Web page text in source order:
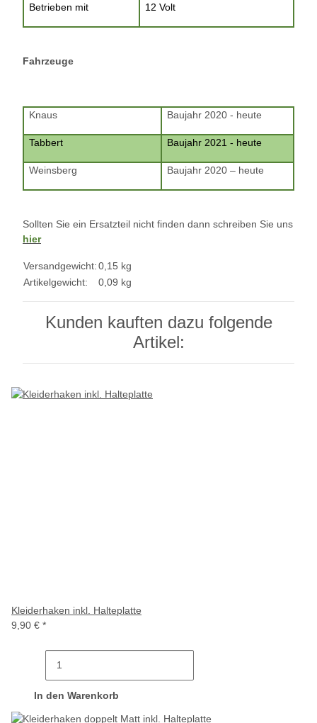
Betrieben mit 12 Volt
Fahrzeuge
Knaus Baujahr 2020 - heute
Tabbert Baujahr 2021 - heute
Weinsberg Baujahr 2020 – heute
Sollten Sie ein Ersatzteil nicht finden dann schreiben Sie uns
hier
Versandgewicht:0,15 kg
Artikelgewicht:
0,09 kg
Kunden kauften dazu folgende
Artikel:
Kleiderhaken inkl. Halteplatte
9,90 € *
In den Warenkorb